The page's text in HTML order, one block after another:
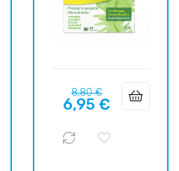
Precio
regular
8,80 €Precio
6,95 €